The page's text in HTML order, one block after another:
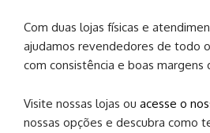
Com duas lojas físicas e
ajudamos revendedores de todo
com consistência e boas margens
Visite nossas lojas ou acesse o
nossas opções e descubra como